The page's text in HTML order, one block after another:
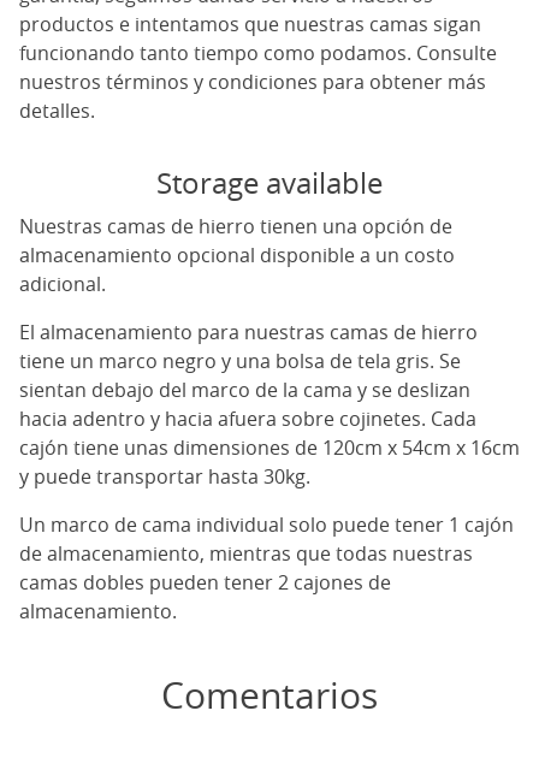
productos e intentamos que nuestras camas sigan
funcionando tanto tiempo como podamos. Consulte
nuestros términos y condiciones para obtener más
detalles.
Storage available
Nuestras camas de hierro tienen una opción de
almacenamiento opcional disponible a un costo
adicional.
El almacenamiento para nuestras camas de hierro
tiene un marco negro y una bolsa de tela gris. Se
sientan debajo del marco de la cama y se deslizan
hacia adentro y hacia afuera sobre cojinetes. Cada
cajón tiene unas dimensiones de 120cm x 54cm x 16cm
y puede transportar hasta 30kg.
Un marco de cama individual solo puede tener 1 cajón
de almacenamiento, mientras que todas nuestras
camas dobles pueden tener 2 cajones de
almacenamiento.
Comentarios